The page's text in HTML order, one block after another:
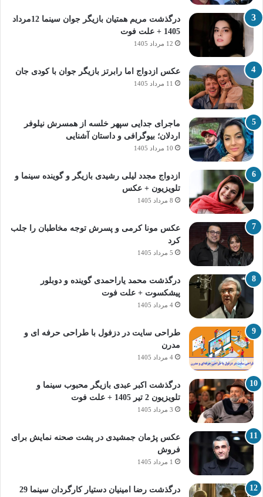
درگذشت مریم همتیان بازیگر جوان سینما 12مرداد
1405 + علت فوت
12 مرداد 1405
عکس ازدواج اما رابرتز بازیگر جوان با کودی جان
11 مرداد 1405
ماجرای جدایی سپهر خلسه از همسرش نیلوفر
اردلان؛ بیوگرافی و داستان آشنایی
10 مرداد 1405
ازدواج مجدد لیلی رشیدی بازیگر و گوینده سینما و
تلویزیون + عکس
8 مرداد 1405
عکس مونا کرمی و پسرش توجه مخاطبان را جلب
کرد
5 مرداد 1405
درگذشت محمد یاراحمدی گوینده و دوبلور
پیشکسوت + علت فوت
4 مرداد 1405
طراحی سایت در دزفول با طراحی حرفه‌ ای و
مدرن
4 مرداد 1405
درگذشت اکبر عبدی بازیگر محبوب سینما و
تلویزیون 2 تیر 1405 + علت فوت
3 مرداد 1405
عکس پژمان جمشیدی در پشت صحنه نمایش برای
فروش
1 مرداد 1405
درگذشت رضا امینیان دستیار کارگردان سینما 29